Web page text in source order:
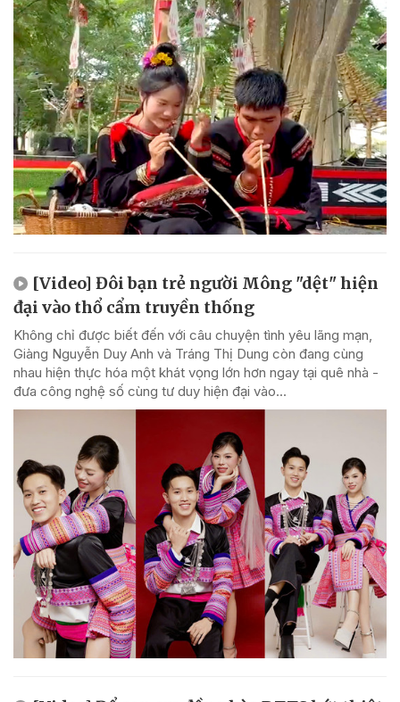
[Video] Đôi bạn trẻ người Mông "dệt" hiện
đại vào thổ cẩm truyền thống
Không chỉ được biết đến với câu chuyện tình yêu lãng mạn,
Giàng Nguyễn Duy Anh và Tráng Thị Dung còn đang cùng
nhau hiện thực hóa một khát vọng lớn hơn ngay tại quê nhà -
đưa công nghệ số cùng tư duy hiện đại vào...